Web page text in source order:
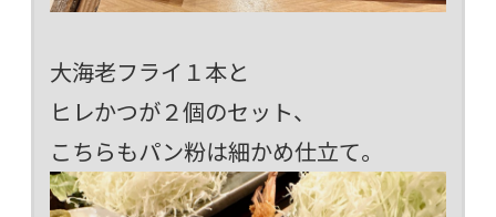
大海老フライ１本と
ヒレかつが２個のセット、
こちらもパン粉は細かめ仕立て。